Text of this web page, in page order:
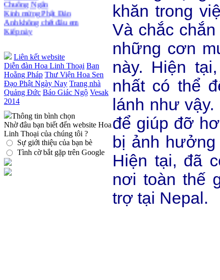
Thiền dành cho Người bận rộn
Kính mừng Phật Đản
Anh không chết đâu em
Kiếp này
Liên kết website
Diễn đàn Hoa Linh Thoại Ban
Hoằng Pháp Thư Viện Hoa Sen
Đạo Phật Ngày Nay Trang nhà
Quảng Đức Báo Giác Ngộ Vesak
2014
Thông tin bình chọn
Nhờ đâu bạn biết đến website Hoa
Linh Thoại của chúng tôi ?
Sự giới thiệu của bạn bè
Tình cờ bắt gặp trên Google
khăn trong
Và chắc
những cơn
này. Hiện
nhất có thể
lánh như
để giúp đỡ
bị ảnh
Hiện tại, đã
nơi toàn thế
trợ tại Nepal.